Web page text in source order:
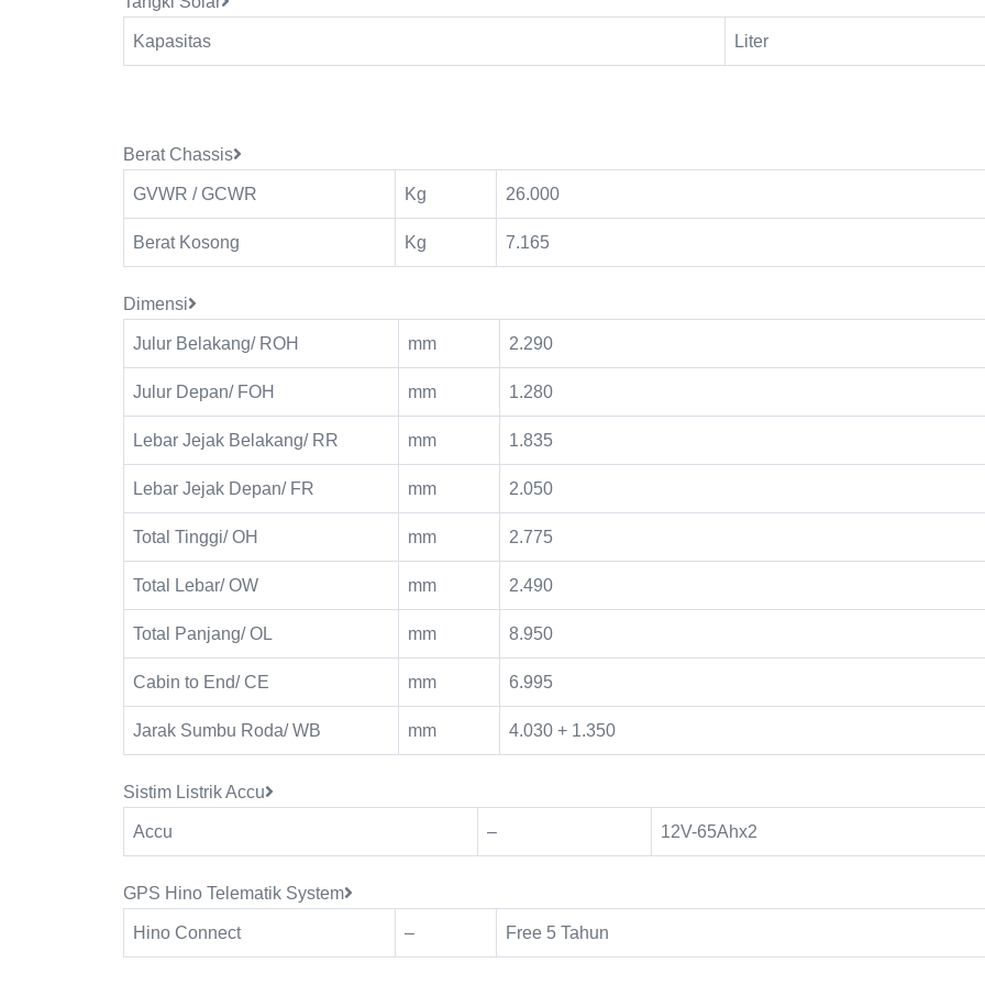
Kapasitas Liter
Berat Chassis
GVWR / GCWR Kg 26.000
Berat Kosong Kg 7.165
Dimensi
Julur Belakang/ ROH mm 2.290
Julur Depan/ FOH mm 1.280
Lebar Jejak Belakang/ RR mm 1.835
Lebar Jejak Depan/ FR mm 2.050
Total Tinggi/ OH mm 2.775
Total Lebar/ OW mm 2.490
Total Panjang/ OL mm 8.950
Cabin to End/ CE mm 6.995
Jarak Sumbu Roda/ WB mm 4.030 + 1.350
Sistim Listrik Accu
Accu – 12V-65Ahx2
GPS Hino Telematik System
Hino Connect – Free 5 Tahun